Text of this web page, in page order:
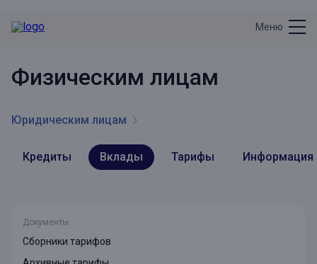
Меню
Физическим лицам
Кредиты Вклады Тарифы Информация
Юридическим лицам
Документы
Сборники тарифов